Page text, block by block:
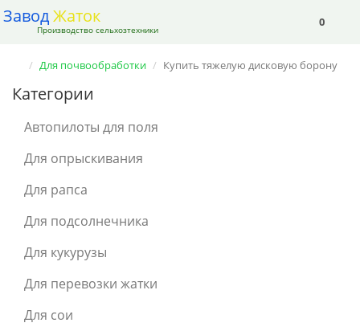
0
ЗаводЖаток
Производство сельхозтехники
Для почвообработки Купить тяжелую дисковую борону
Категории
Автопилоты для поля
Для опрыскивания
Для рапса
Для подсолнечника
Для кукурузы
Для перевозки жатки
Для сои